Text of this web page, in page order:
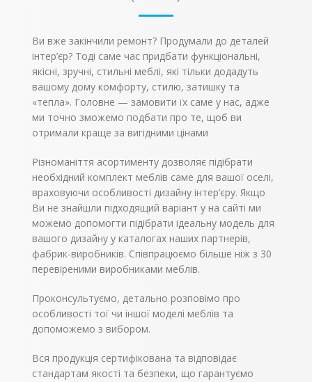
письмовому столі.
Різноманітність
кольорів популярних
порід дерева
дозволить вибрати
стіл, відповідний
інтер’єру приміщення.
студентів, можливо,
письмовий стіл
поступиться місцем в
кімнаті
комп’ютерному. У
будь-якому випадку,
асортимент моделей в
різних кольорах
ламінованого ДСП
письмовий стіл, який
найкращим чином
підходить для вашого
інтер’єру.
Ви вже закінчили ремонт? Продумали до деталей
інтер’єр? Тоді саме час придбати функціональні,
якісні, зручні, стильні меблі, які тільки додадуть
вашому дому комфорту, стилю, затишку та
«тепла». Головне — замовити їх саме у нас, адже
ми точно зможемо подбати про те, щоб ви
отримали краще за вигідними цінами
Різноманіття асортименту дозволяє підібрати
необхідний комплект меблів саме для вашої оселі,
враховуючи особливості дизайну інтер’єру. Якщо
Ви не знайшли підходящий варіант у на сайті ми
можемо допомогти підібрати ідеальну модель для
вашого дизайну у каталогах наших партнерів,
фабрик-виробників. Співпрацюємо більше ніж з 30
перевіреними виробниками меблів.
Проконсультуємо, детально розповімо про
особливості тої чи іншої моделі меблів та
допоможемо з вибором.
Вся продукція сертифікована та відповідає
стандартам якості та безпеки, що гарантуємо